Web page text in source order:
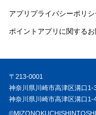
アプリプライバシーポリシ
ポイントアプリに関する
〒213-0001
神奈川県川崎市高津区溝口1-
神奈川県川崎市高津区溝口1-